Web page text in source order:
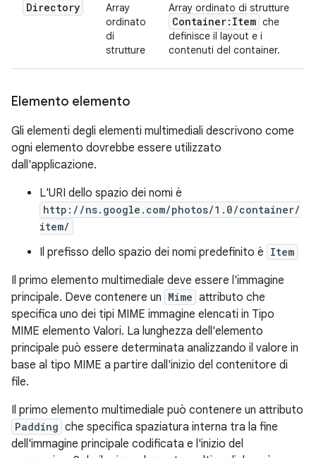
Directory
Array
ordinato
di
strutture
Array ordinato di strutture
Container:Item che
definisce il layout e i
contenuti del container.
Elemento elemento
Gli elementi degli elementi multimediali descrivono come
ogni elemento dovrebbe essere utilizzato
dall'applicazione.
L'URI dello spazio dei nomi è
http://ns.google.com/photos/1.0/container/
item/
Il prefisso dello spazio dei nomi predefinito è Item
Il primo elemento multimediale deve essere l'immagine
principale. Deve contenere un Mime attributo che
specifica uno dei tipi MIME immagine elencati in Tipo
MIME elemento Valori. La lunghezza dell'elemento
principale può essere determinata analizzando il valore in
base al tipo MIME a partire dall'inizio del contenitore di
file.
Il primo elemento multimediale può contenere un attributo
Padding che specifica spaziatura interna tra la fine
dell'immagine principale codificata e l'inizio del